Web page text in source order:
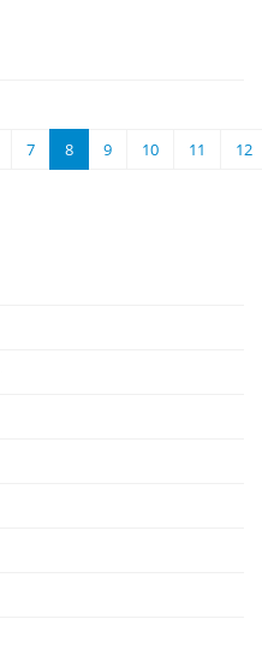
7 8 9 10 11 12